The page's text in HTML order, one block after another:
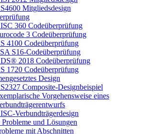
Mitgliedsdesign
360 Codeüberprüfung
3 Codeüberprüfung
4100 Codeüberprüfung
S16-Codeüberprüfung
2018 Codeüberprüfung
1720 Codeüberprüfung
Design
Composite-Designbeispiel
Vorgehensweise eines
Verbundträgerdesign
und Lösungen
mit Abschnitten